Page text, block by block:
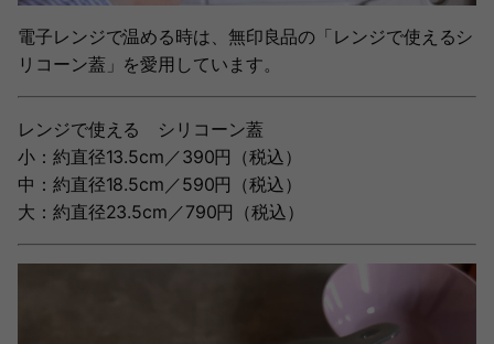
電子レンジで温める時は、無印良品の「レンジで使えるシ
リコーン蓋」を愛用しています。
レンジで使える シリコーン蓋
小：約直径13.5cm／390円（税込）
中：約直径18.5cm／590円（税込）
大：約直径23.5cm／790円（税込）